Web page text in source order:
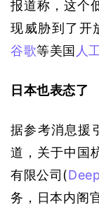
报道称，这个
现威胁到了开
谷歌等美国 人
日本也表态了
据参考消息援
道，关于中国
有限公司(
务，日本内阁